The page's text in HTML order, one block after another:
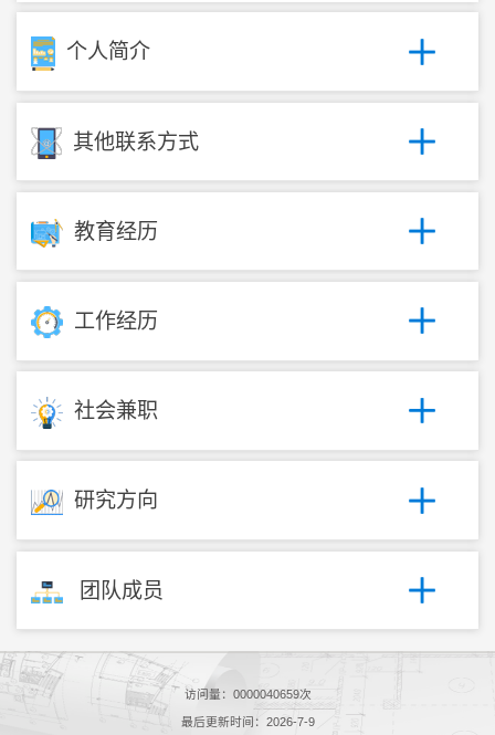
个人简介
其他联系方式
教育经历
工作经历
社会兼职
研究方向
团队成员
访问量： 0000040659次
最后更新时间： 2026-7-9